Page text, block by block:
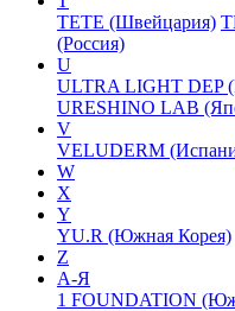
TETE (Швейцария)
(Россия)
U
ULTRA LIGHT DEP
URESHINO LAB
V
VELUDERM
W
X
Y
YU.R (Южная Корея)
Z
А-Я
1 FOUNDATION